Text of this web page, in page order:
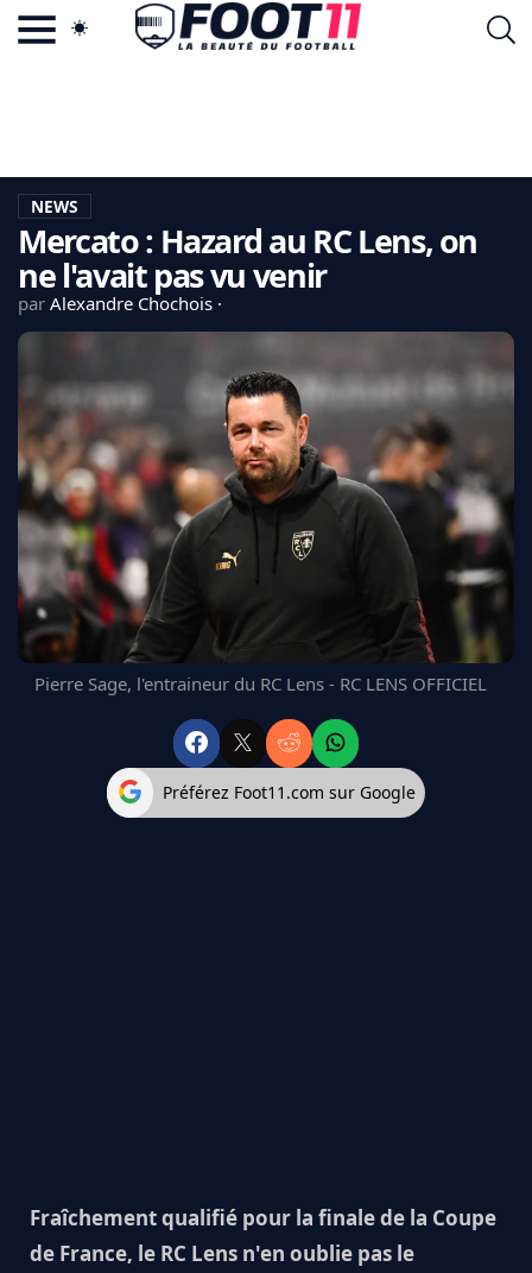
LA CHARTE
VIE PRIVÉE
CGU
CONTACTEZ-NOUS
MERCATO
CDM 2026
EDF
PSG
LIGUE 1
REAL MADRID
FC BARCELONE
MANCHESTER UNITED
CHELSEA
ARSENAL
BAYERN
L'AVIS DE LA RÉDAC'
NEWS
Mercato : Hazard au RC Lens, on
ne l'avait pas vu venir
par Alexandre Chochois
Pierre Sage, l'entraineur du RC Lens - RC LENS OFFICIEL
Préférez Foot11.com sur Google
Fraîchement qualifié pour la finale de la Coupe
de France, le RC Lens n'en oublie pas le